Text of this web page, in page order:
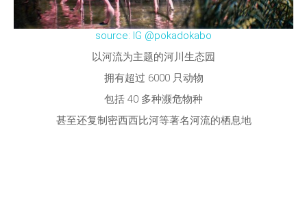
source: IG @pokadokabo
以河流为主题的河川生态园
拥有超过 6000 只动物
包括 40 多种濒危物种
甚至还复制密西西比河等著名河流的栖息地